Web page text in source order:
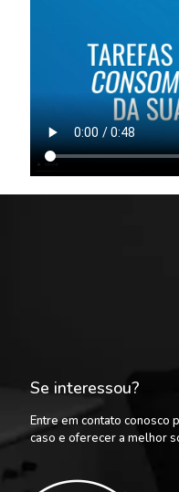
Se interessou?
Entre em contato conosco
caso e oferecer a melhor